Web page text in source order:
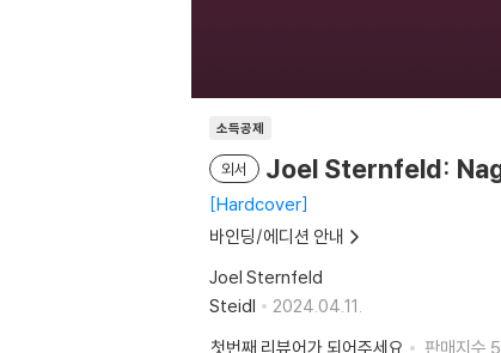
소득공제
외서 Joel Sternfeld:
Hardcover
바인딩/에디션 안내
Joel Sternfeld
Steidl
2024.04.11.
첫번째 리뷰어가 되어주세요
판매지수